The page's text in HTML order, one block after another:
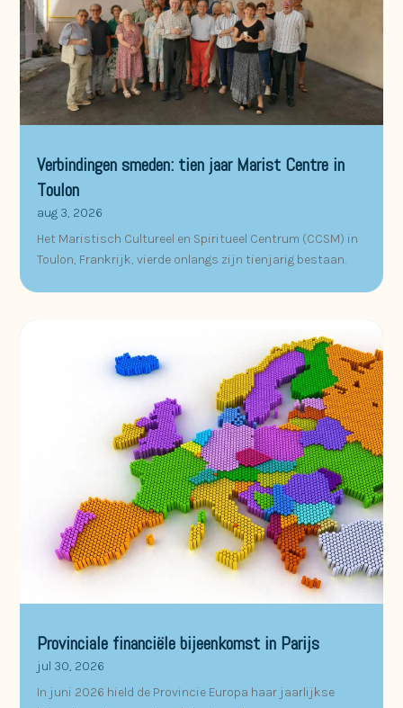
Verbindingen smeden: tien jaar Marist Centre in
Toulon
aug 3, 2026
Het Maristisch Cultureel en Spiritueel Centrum (CCSM) in
Toulon, Frankrijk, vierde onlangs zijn tienjarig bestaan.
Provinciale financiële bijeenkomst in Parijs
jul 30, 2026
In juni 2026 hield de Provincie Europa haar jaarlijkse